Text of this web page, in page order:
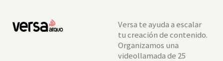
Versa te ayuda a escalar
tu creación de contenido.
Organizamos una
videollamada de 25